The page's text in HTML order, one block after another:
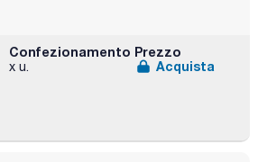
Confezionamento
x u.
Prezzo
Acquista